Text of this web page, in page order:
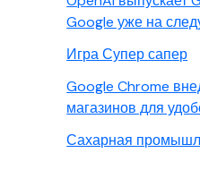
Google уже на
Игра Супер сапер
Google Chrome
магазинов для
Сахарная